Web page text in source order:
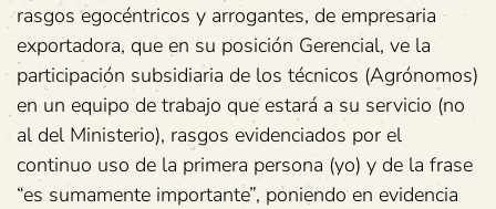
rasgos egocéntricos y arrogantes, de empresaria
exportadora, que en su posición Gerencial, ve la
participación subsidiaria de los técnicos (Agrónomos)
en un equipo de trabajo que estará a su servicio (no
al del Ministerio), rasgos evidenciados por el
continuo uso de la primera persona (yo) y de la frase
“es sumamente importante”, poniendo en evidencia